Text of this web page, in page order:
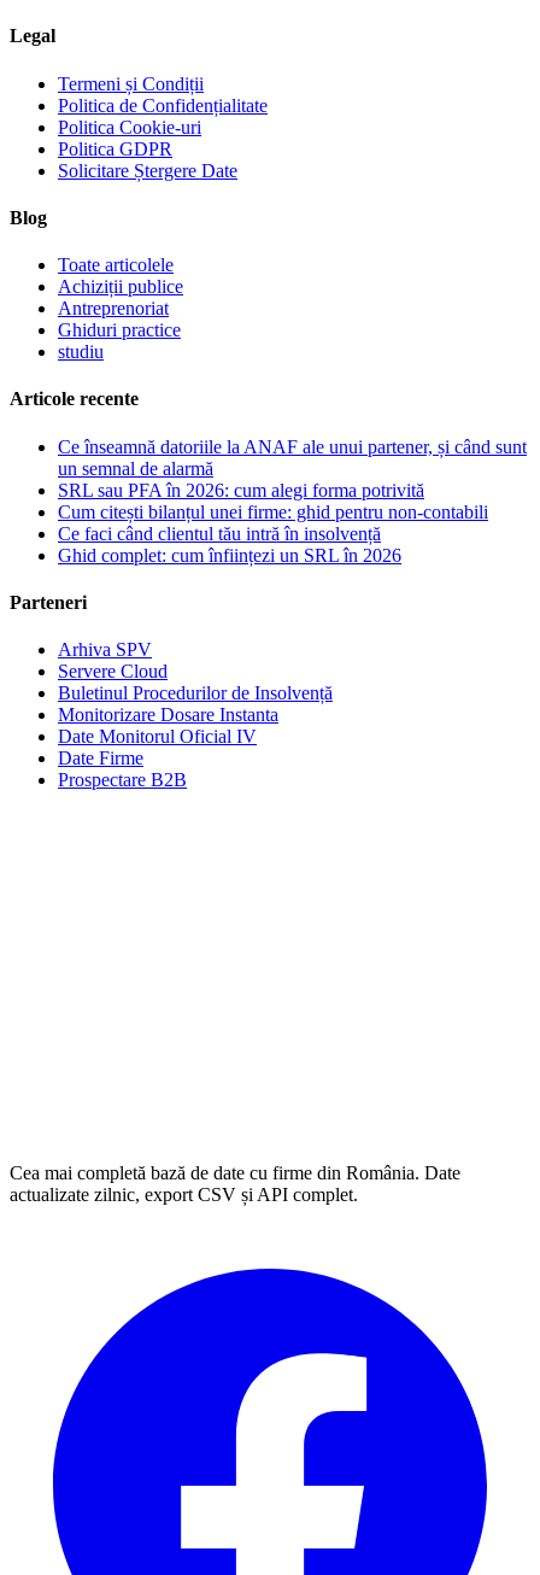
Legal
Termeni și Condiții
Politica de Confidențialitate
Politica Cookie-uri
Politica GDPR
Solicitare Ștergere Date
Blog
Toate articolele
Achiziții publice
Antreprenoriat
Ghiduri practice
studiu
Articole recente
Ce înseamnă datoriile la ANAF ale unui partener, și când sunt
un semnal de alarmă
SRL sau PFA în 2026: cum alegi forma potrivită
Cum citești bilanțul unei firme: ghid pentru non-contabili
Ce faci când clientul tău intră în insolvență
Ghid complet: cum înființezi un SRL în 2026
Parteneri
Arhiva SPV
Servere Cloud
Buletinul Procedurilor de Insolvență
Monitorizare Dosare Instanta
Date Monitorul Oficial IV
Date Firme
Prospectare B2B
Cea mai completă bază de date cu firme din România. Date
actualizate zilnic, export CSV și API complet.